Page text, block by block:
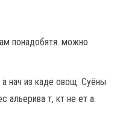
понадобятя. можно
нач из каде овощ. Суёны
альерива т, кт не ет а.